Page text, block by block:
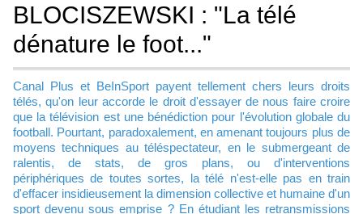
BLOCISZEWSKI : "La télé
dénature le foot..."
Canal Plus et BeInSport payent tellement chers leurs droits
télés, qu'on leur accorde le droit d'essayer de nous faire croire
que la télévision est une bénédiction pour l'évolution globale du
football. Pourtant, paradoxalement, en amenant toujours plus de
moyens techniques au téléspectateur, en le submergeant de
ralentis, de stats, de gros plans, ou d'interventions
périphériques de toutes sortes, la télé n'est-elle pas en train
d'effacer insidieusement la dimension collective et humaine d'un
sport devenu sous emprise ? En étudiant les retransmissions